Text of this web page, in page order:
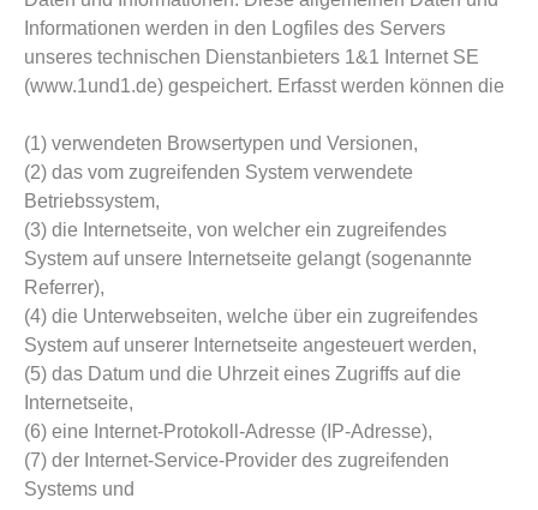
Informationen werden in den Logfiles des Servers
unseres technischen Dienstanbieters 1&1 Internet SE
(www.1und1.de) gespeichert. Erfasst werden können die
(1) verwendeten Browsertypen und Versionen,
(2) das vom zugreifenden System verwendete
Betriebssystem,
(3) die Internetseite, von welcher ein zugreifendes
System auf unsere Internetseite gelangt (sogenannte
Referrer),
(4) die Unterwebseiten, welche über ein zugreifendes
System auf unserer Internetseite angesteuert werden,
(5) das Datum und die Uhrzeit eines Zugriffs auf die
Internetseite,
(6) eine Internet-Protokoll-Adresse (IP-Adresse),
(7) der Internet-Service-Provider des zugreifenden
Systems und